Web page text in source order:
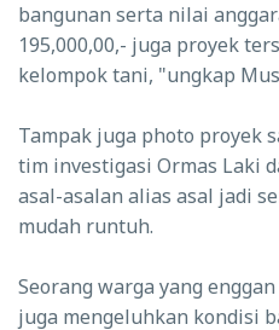
bangunan serta nilai
195,000,00,- juga proyek
kelompok tani, "ungkap
Tampak juga photo proyek
tim investigasi Ormas Laki
asal-asalan alias asal jadi
mudah runtuh.
Seorang warga yang
juga mengeluhkan kondisi